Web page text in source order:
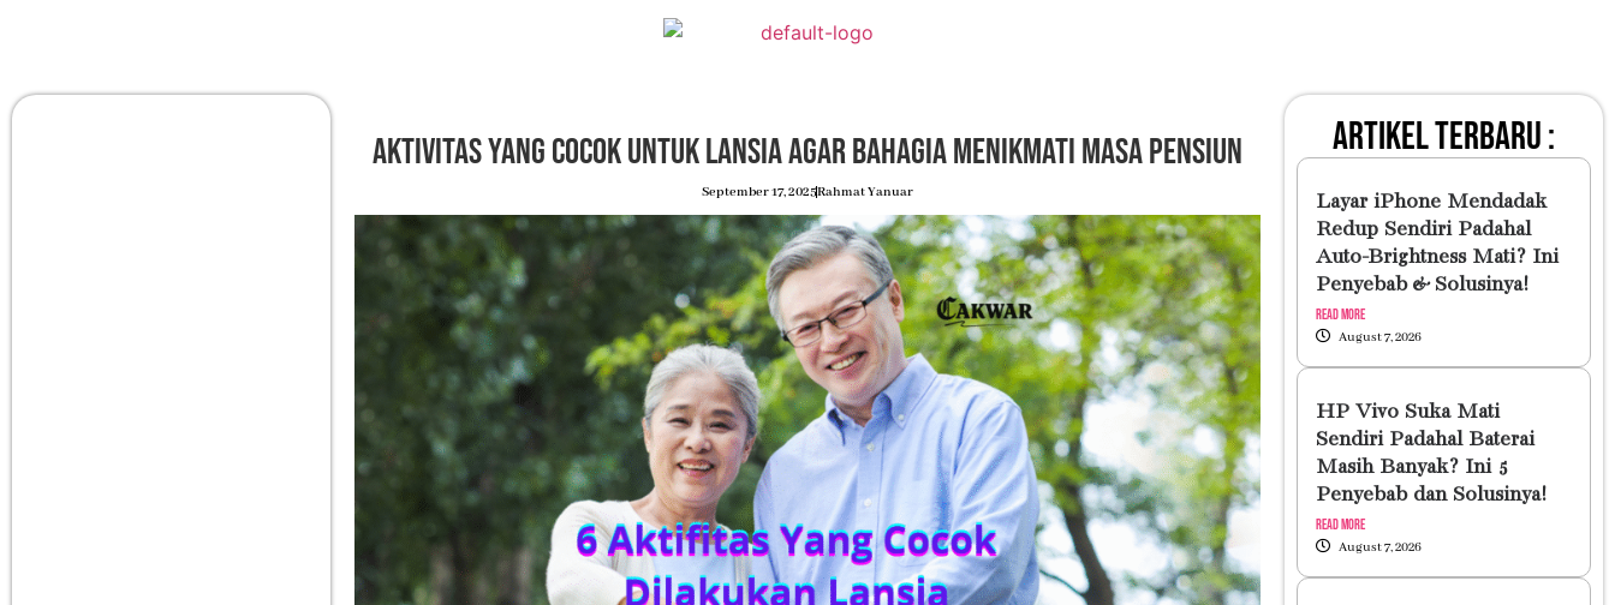
Aktivitas yang Cocok untuk Lansia agar Bahagia Menikmati Masa Pensiun
September 17, 2025Rahmat Yanuar
artikel terbaru :
Layar iPhone Mendadak
Redup Sendiri Padahal
Auto-Brightness Mati? Ini
Penyebab & Solusinya!
Read More
August 7, 2026
HP Vivo Suka Mati
Sendiri Padahal Baterai
Masih Banyak? Ini 5
Penyebab dan Solusinya!
Read More
August 7, 2026